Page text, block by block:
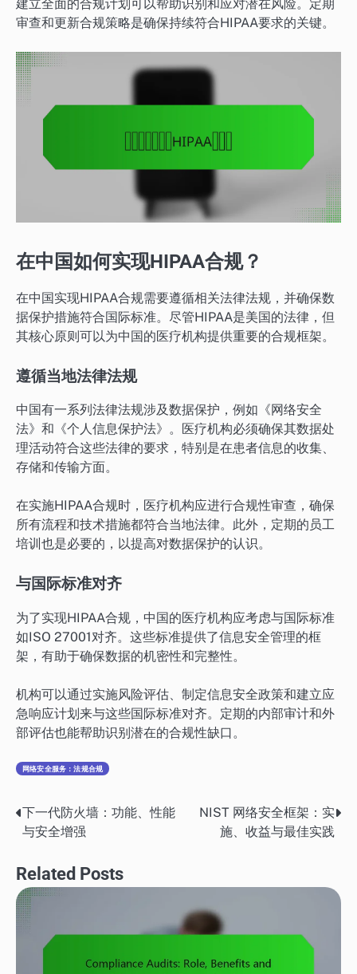
建立全面的合规计划可以帮助识别和应对潜在风险。定期
审查和更新合规策略是确保持续符合HIPAA要求的关键。
在中国如何实现HIPAA合规？
在中国实现HIPAA合规需要遵循相关法律法规，并确保数
据保护措施符合国际标准。尽管HIPAA是美国的法律，但
其核心原则可以为中国的医疗机构提供重要的合规框架。
遵循当地法律法规
中国有一系列法律法规涉及数据保护，例如《网络安全
法》和《个人信息保护法》。医疗机构必须确保其数据处
理活动符合这些法律的要求，特别是在患者信息的收集、
存储和传输方面。
在实施HIPAA合规时，医疗机构应进行合规性审查，确保
所有流程和技术措施都符合当地法律。此外，定期的员工
培训也是必要的，以提高对数据保护的认识。
与国际标准对齐
为了实现HIPAA合规，中国的医疗机构应考虑与国际标准
如ISO 27001对齐。这些标准提供了信息安全管理的框
架，有助于确保数据的机密性和完整性。
机构可以通过实施风险评估、制定信息安全政策和建立应
急响应计划来与这些国际标准对齐。定期的内部审计和外
部评估也能帮助识别潜在的合规性缺口。
网络安全服务：法规合规
Post
下一代防火墙：功能、性能
与安全增强
NIST 网络安全框架：实
施、收益与最佳实践
Related Posts